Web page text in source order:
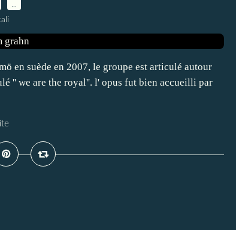
en suède en 2007, le groupe est articulé autour
'' we are the royal''. l' opus fut bien accueilli par